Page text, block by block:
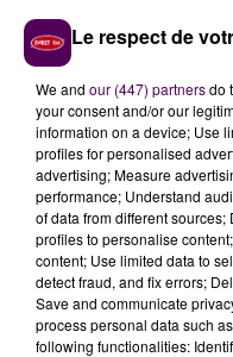
été nécessaires pour
carburant riche en
rouler plus longtemps
office de lubrifiant
Duporc, ingénieur en
DE PREMIERS
Paul Pork, pilote du
prendre le volant
rempli de ce nouveau
végétarien, j’étais au
j’ai vite été rassuré
Le respect de
We and our (447) partnersdo
your consent and/or our
information on a device; Use
profiles for personalised
advertising; Measure
performance; Understand
of data from different
profiles to personalise
content; Use limited data to
detect fraud, and fix errors;
Save and communicate
process personal data such
following functionalities: